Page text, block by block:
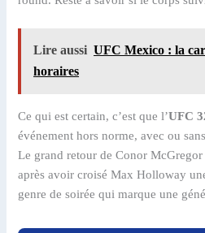
Lire aussi UFC Mexico : la
horaires
Ce qui est certain, c’est que l’UFC
événement hors norme, avec ou
Le grand retour de Conor McGregor
après avoir croisé Max Holloway
genre de soirée qui marque une